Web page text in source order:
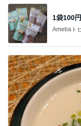
1袋100
Amebaト